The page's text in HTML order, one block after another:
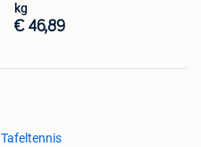
kg
€ 46,89
Tafeltennis